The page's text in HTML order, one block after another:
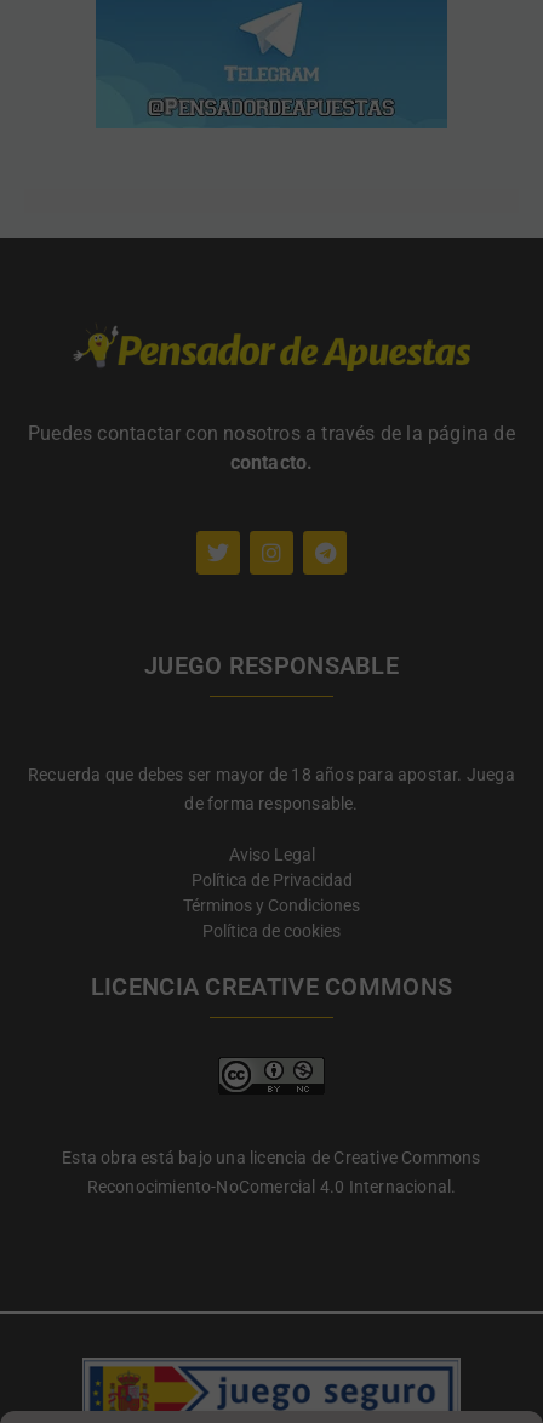
Puedes contactar con nosotros a través de la página de
contacto.
JUEGO RESPONSABLE
Recuerda que debes ser mayor de 18 años para apostar. Juega
de forma responsable.
Aviso Legal
Política de Privacidad
Términos y Condiciones
Política de cookies
LICENCIA CREATIVE COMMONS
Esta obra está bajo una licencia de Creative Commons
Reconocimiento-NoComercial 4.0 Internacional.